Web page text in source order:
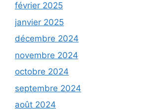
février 2025
janvier 2025
décembre 2024
novembre 2024
octobre 2024
septembre 2024
août 2024